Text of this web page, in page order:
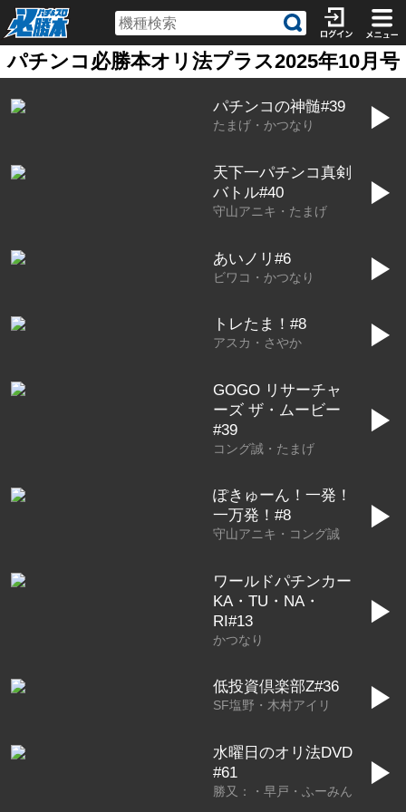
パチンコ必勝本オリ法プラス2025年10月号
パチンコの神髄#39
たまげ・かつなり ▶
天下一パチンコ真剣
バトル#40
守山アニキ・たまげ
▶
あいノリ#6
ビワコ・かつなり ▶
トレたま！#8
アスカ・さやか ▶
GOGO リサーチャ
ーズ ザ・ムービー
#39
コング誠・たまげ
▶
ぽきゅーん！一発！
一万発！#8
守山アニキ・コング誠
▶
ワールドパチンカー
KA・TU・NA・
RI#13
かつなり
▶
低投資倶楽部Z#36
SF塩野・木村アイリ ▶
水曜日のオリ法DVD
#61
勝又：・早戸・ふーみん
▶